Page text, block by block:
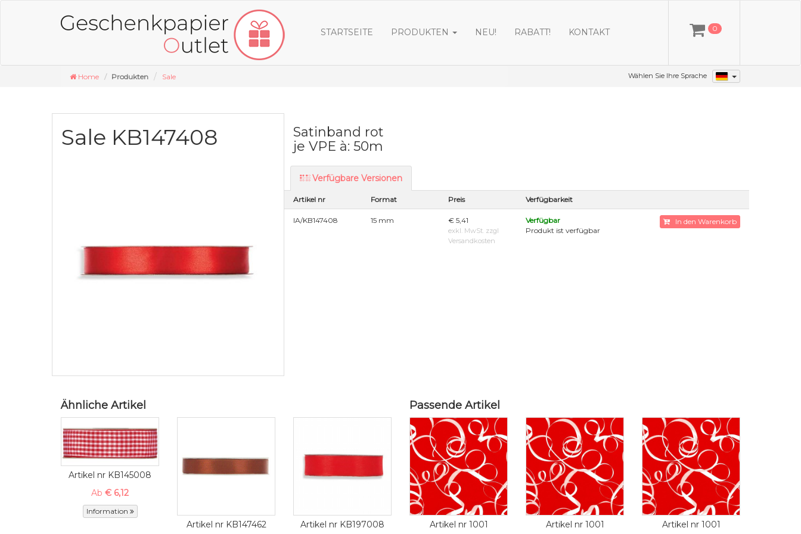
STARTSEITE PRODUKTEN NEU! RABATT! KONTAKT 0
Home Produkten Sale Wählen Sie Ihre Sprache
Sale KB147408
Satinband rot
je VPE à: 50m
Verfügbare Versionen
Artikel nr Format Preis Verfügbarkeit
IA/KB147408 15 mm € 5,41
exkl. MwSt. zzgl
Versandkosten
Verfügbar
Produkt ist verfügbar
In den Warenkorb
Ähnliche Artikel
Artikel nr KB145008
Ab € 6,12
Information
Artikel nr KB147462 Artikel nr KB197008
Passende Artikel
Artikel nr 1001 Artikel nr 1001 Artikel nr 1001